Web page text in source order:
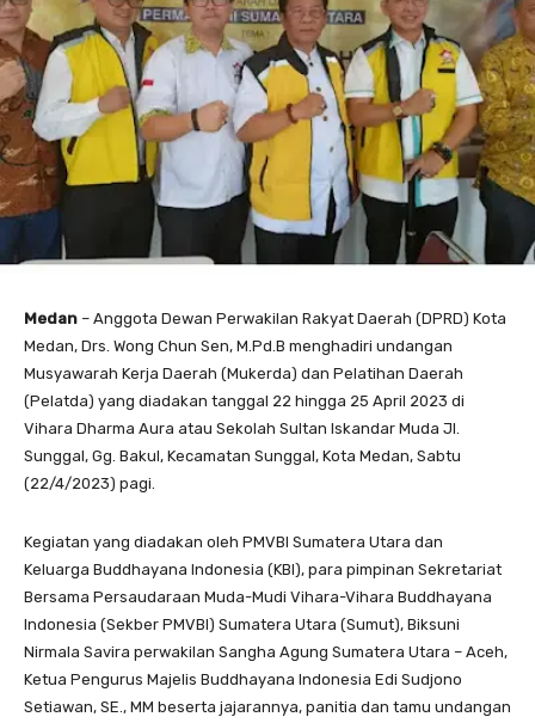
Medan – Anggota Dewan Perwakilan Rakyat Daerah (DPRD) Kota
Medan, Drs. Wong Chun Sen, M.Pd.B menghadiri undangan
Musyawarah Kerja Daerah (Mukerda) dan Pelatihan Daerah
(Pelatda) yang diadakan tanggal 22 hingga 25 April 2023 di
Vihara Dharma Aura atau Sekolah Sultan Iskandar Muda Jl.
Sunggal, Gg. Bakul, Kecamatan Sunggal, Kota Medan, Sabtu
(22/4/2023) pagi.
Kegiatan yang diadakan oleh PMVBI Sumatera Utara dan
Keluarga Buddhayana Indonesia (KBI), para pimpinan Sekretariat
Bersama Persaudaraan Muda-Mudi Vihara-Vihara Buddhayana
Indonesia (Sekber PMVBI) Sumatera Utara (Sumut), Biksuni
Nirmala Savira perwakilan Sangha Agung Sumatera Utara – Aceh,
Ketua Pengurus Majelis Buddhayana Indonesia Edi Sudjono
Setiawan, SE., MM beserta jajarannya, panitia dan tamu undangan